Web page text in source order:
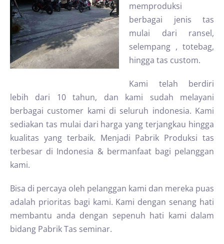
memproduksi
berbagai jenis tas
mulai dari ransel,
selempang , totebag,
hingga tas custom.
Kami telah berdiri
lebih dari 10 tahun, dan kami sudah melayani
berbagai customer kami di seluruh indonesia. Kami
sediakan tas mulai dari harga yang terjangkau hingga
kualitas yang terbaik. Menjadi Pabrik Produksi tas
terbesar di Indonesia & bermanfaat bagi pelanggan
kami.
Bisa di percaya oleh pelanggan kami dan mereka puas
adalah prioritas bagi kami. Kami dengan senang hati
membantu anda dengan sepenuh hati kami dalam
bidang Pabrik Tas seminar.